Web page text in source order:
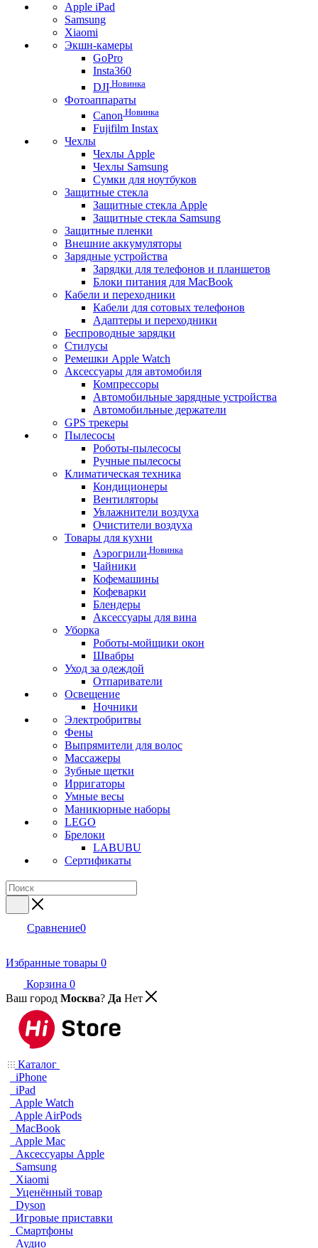
Apple iPad
Samsung
Xiaomi
Экшн-камеры
GoPro
Insta360
DJI Новинка
Фотоаппараты
Canon Новинка
Fujifilm Instax
Чехлы
Чехлы Apple
Чехлы Samsung
Сумки для ноутбуков
Защитные стекла
Защитные стекла Apple
Защитные стекла Samsung
Защитные пленки
Внешние аккумуляторы
Зарядные устройства
Зарядки для телефонов и планшетов
Блоки питания для MacBook
Кабели и переходники
Кабели для сотовых телефонов
Адаптеры и переходники
Беспроводные зарядки
Стилусы
Ремешки Apple Watch
Аксессуары для автомобиля
Компрессоры
Автомобильные зарядные устройства
Автомобильные держатели
GPS трекеры
Пылесосы
Роботы-пылесосы
Ручные пылесосы
Климатическая техника
Кондиционеры
Вентиляторы
Увлажнители воздуха
Очистители воздуха
Товары для кухни
Аэрогрили Новинка
Чайники
Кофемашины
Кофеварки
Блендеры
Аксессуары для вина
Уборка
Роботы-мойщики окон
Швабры
Уход за одеждой
Отпариватели
Освещение
Ночники
Электробритвы
Фены
Выпрямители для волос
Массажеры
Зубные щетки
Ирригаторы
Умные весы
Маникюрные наборы
LEGO
Брелоки
LABUBU
Сертификаты
Сравнение0
Избранные товары 0
Корзина 0
Ваш город Москва? Да Нет
Каталог
iPhone
iPad
Apple Watch
Apple AirPods
MacBook
Apple Mac
Аксессуары Apple
Samsung
Xiaomi
Уценённый товар
Dyson
Игровые приставки
Смартфоны
Аудио